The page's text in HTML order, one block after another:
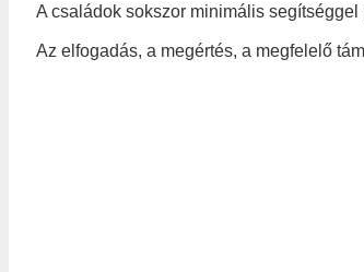
A családok sokszor minimális
Az elfogadás, a megértés, a megfelelő